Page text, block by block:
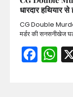
धारदार हथियार से
CG Double
मर्डर की सनसनीखेज